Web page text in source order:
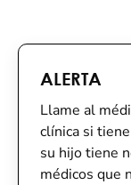
ALERTA
Llame al
clínica si
su hijo tiene
médicos que